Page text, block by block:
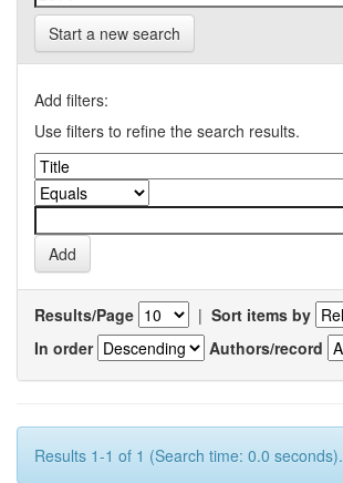
Start a new search
Add filters:
Use filters to refine the search results.
Results/Page | Sort items by
In order
Authors/record
Results 1-1 of 1 (Search time: 0.0 seconds).